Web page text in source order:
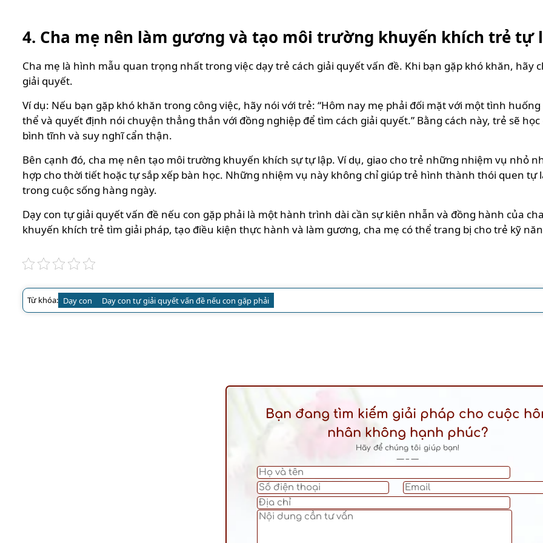
4. Cha mẹ nên làm gương và tạo môi trường khuyến khích trẻ tự
Cha mẹ là hình mẫu quan trọng nhất trong việc dạy trẻ cách giải quyết vấn đề. Khi bạn gặp khó khăn, hãy
giải quyết.
Ví dụ: Nếu bạn gặp khó khăn trong công việc, hãy nói với trẻ: “Hôm nay mẹ phải đối mặt với một tình
thể và quyết định nói chuyện thẳng thắn với đồng nghiệp để tìm cách giải quyết.” Bằng cách này, trẻ sẽ
bình tĩnh và suy nghĩ cẩn thận.
Bên cạnh đó, cha mẹ nên tạo môi trường khuyến khích sự tự lập. Ví dụ, giao cho trẻ những nhiệm vụ nhỏ
hợp cho thời tiết hoặc tự sắp xếp bàn học. Những nhiệm vụ này không chỉ giúp trẻ hình thành thói quen tự
trong cuộc sống hàng ngày.
Dạy con tự giải quyết vấn đề nếu con gặp phải là một hành trình dài cần sự kiên nhẫn và đồng hành của
khuyến khích trẻ tìm giải pháp, tạo điều kiện thực hành và làm gương, cha mẹ có thể trang bị cho trẻ kỹ
Từ khóa: Dạy con Dạy con tự giải quyết vấn đề nếu con gặp phải
Bạn đang tìm kiếm giải pháp cho cuộc
nhân không hạnh phúc?
Hãy để chúng tôi giúp bạn!
— – —